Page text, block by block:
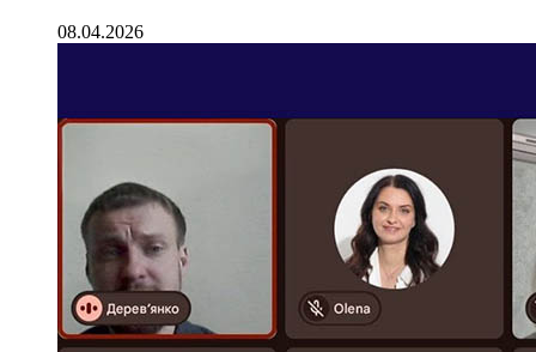
08.04.2026